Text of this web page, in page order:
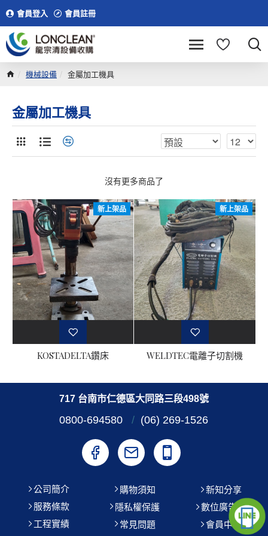
會員登入 會員註冊
機械設備 金屬加工機具
金屬加工機具
新上架品
KOSTADELTA鑽床
新上架品
WELDTEC電離子切割機
沒有更多商品了
717 台南市仁德區大同路三段498號
0800-694580 / (06) 269-1526
公司簡介
服務條款
工程實績
購物須知
隱私權保護
常見問題
新知分享
數位廣告機
會員中心